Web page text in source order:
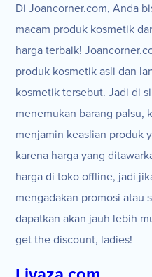
Di Joancorner.com, Anda
macam produk kosmetik
harga terbaik!
produk kosmetik asli dan
kosmetik tersebut. Jadi di
menemukan barang palsu,
menjamin keaslian produk
karena harga yang
harga di toko offline, jadi
mengadakan promosi atau
dapatkan akan jauh lebih
get the discount, ladies!